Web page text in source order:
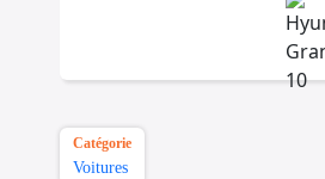
Catégorie
Voitures